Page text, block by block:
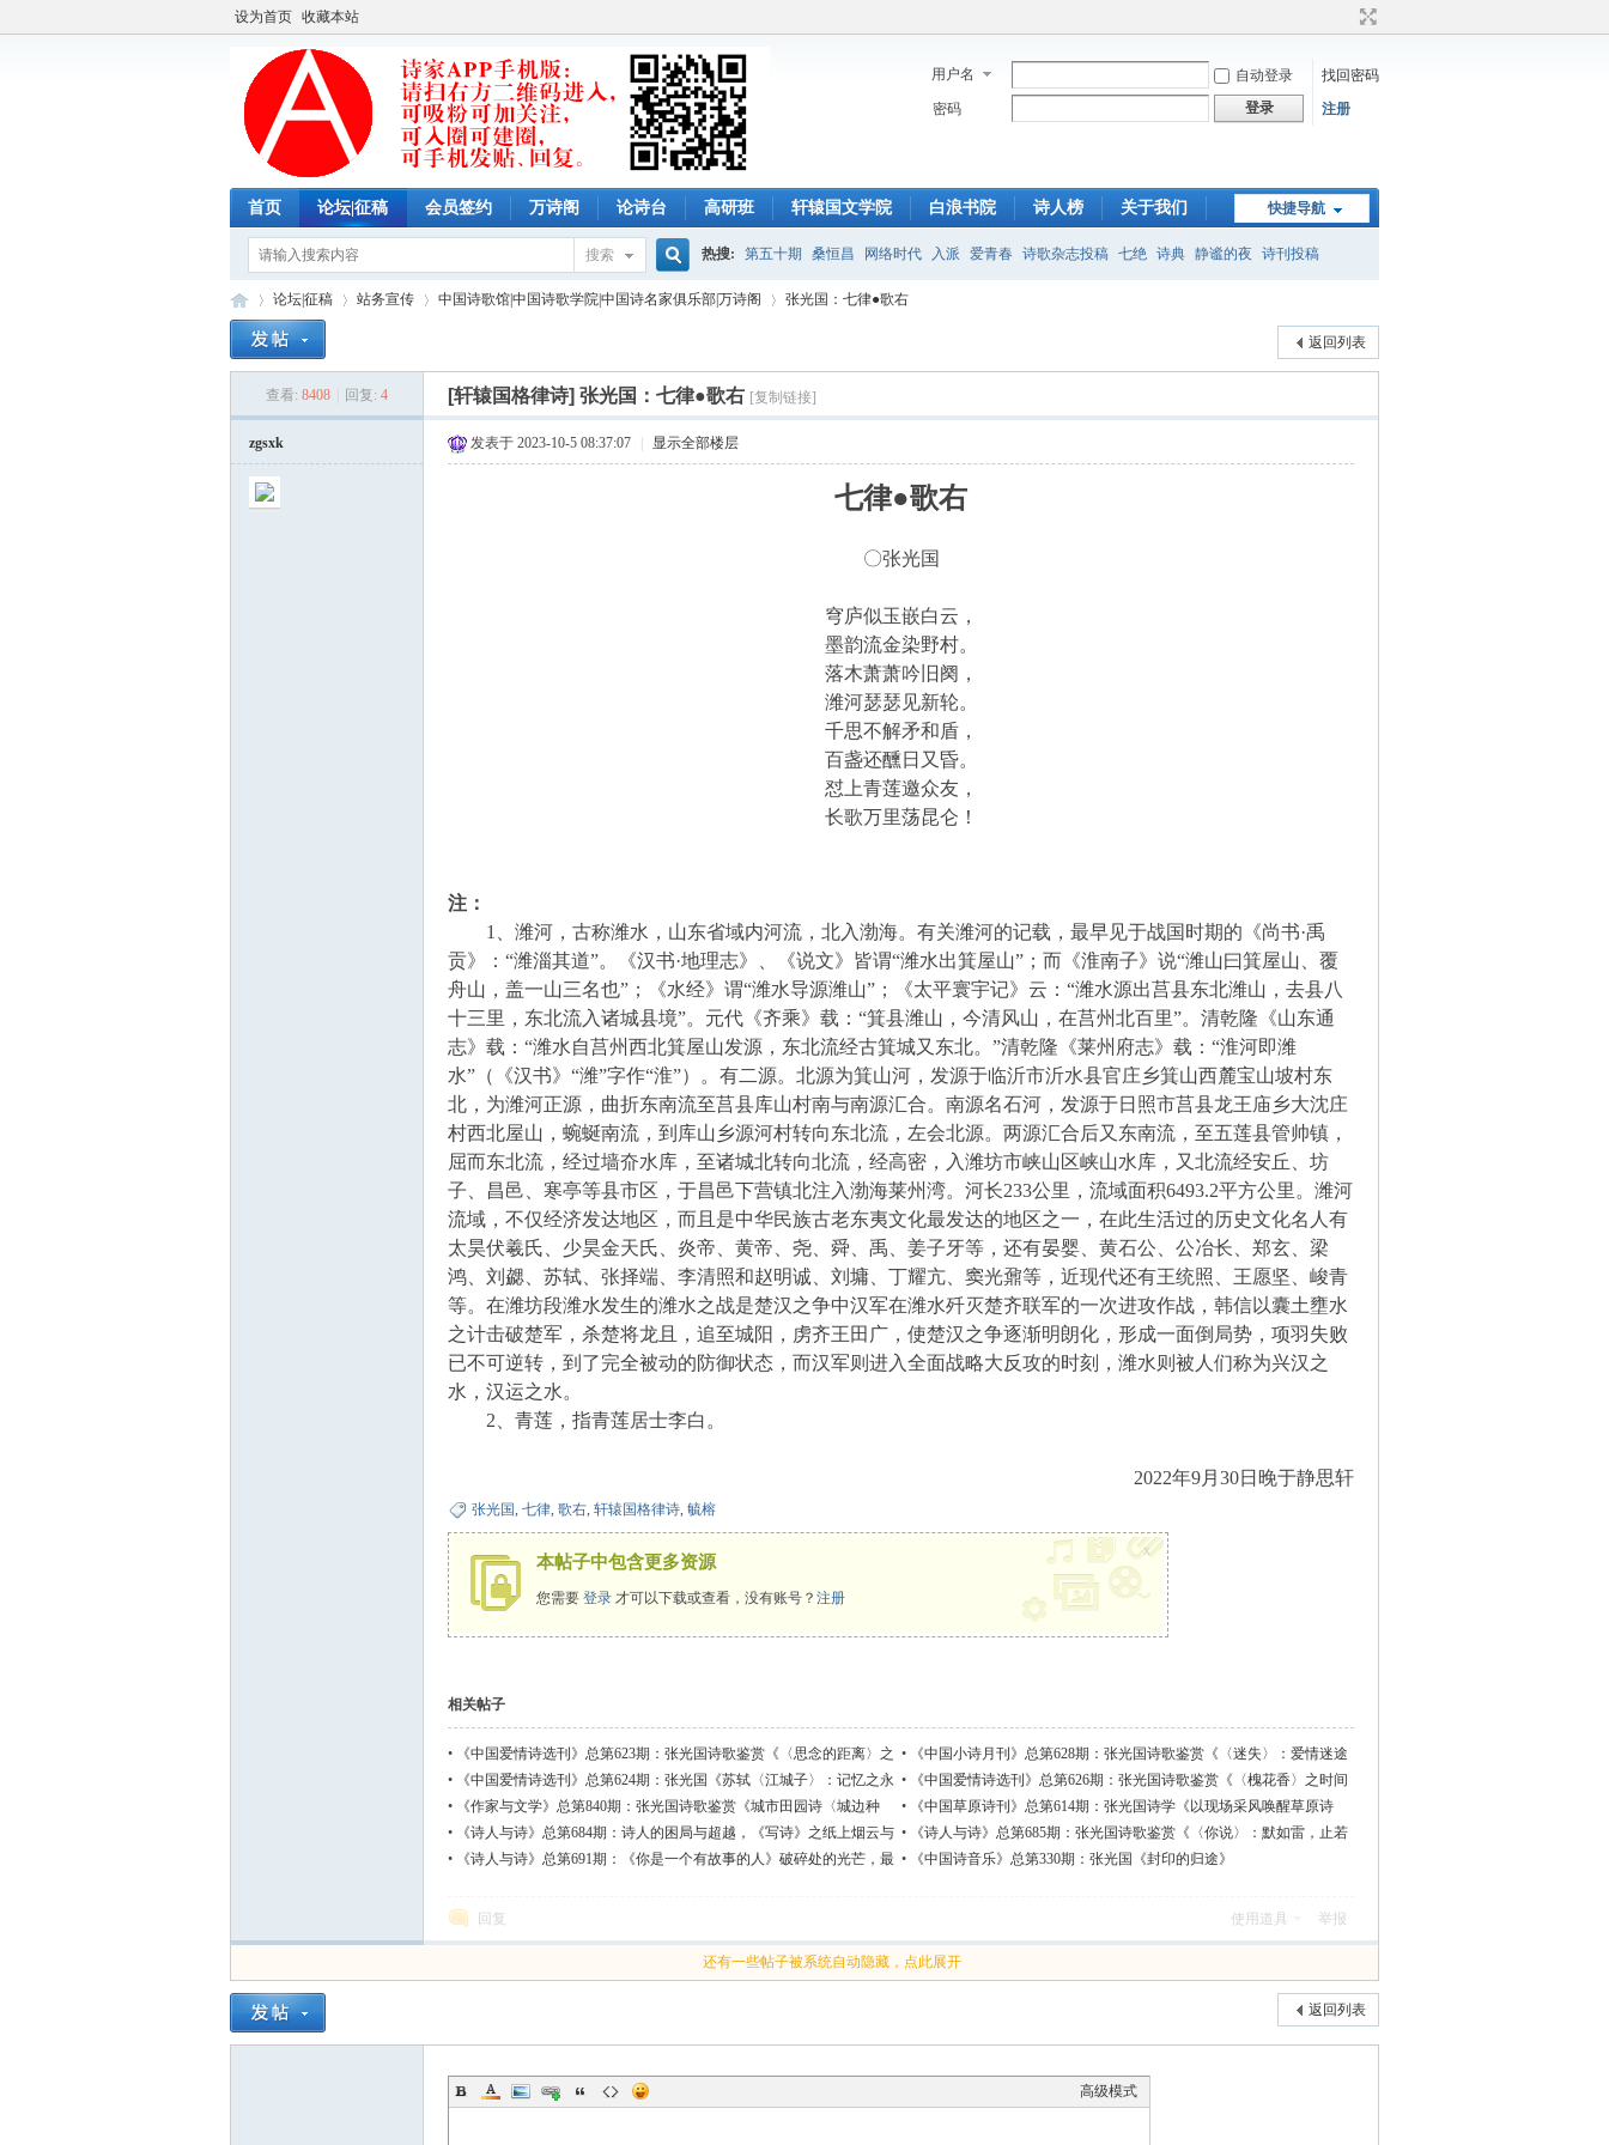
设为首页 收藏本站
用户名 自动登录
找回密码
密码
登录 注册
快捷导航
首页 论坛|征稿 会员签约 万诗阁 论诗台 高研班 轩辕国文学院 白浪书院 诗人榜 关于我们
搜索
搜
索
热搜: 第五十期 桑恒昌 网络时代 入派 爱青春 诗歌杂志投稿 七绝 诗典 静谧的夜 诗刊投稿
《诗人与诗》 古体诗投稿 爱情小诗
论坛|征稿 站务宣传 中国诗歌馆|中国诗歌学院|中国诗名家俱乐部|万诗阁
›
张光国：七律●歌右
返回列表
查看: 8408 回复: 4 [轩辕国格律诗] 张光国：七律●歌右 [复制链接]
zgsxk 发表于 2023-10-5 08:37:07 显示全部楼层
七律●歌右
〇张光国
穹庐似玉嵌白云，
墨韵流金染野村。
落木萧萧吟旧阕，
潍河瑟瑟见新轮。
千思不解矛和盾，
百盏还醺日又昏。
怼上青莲邀众友，
长歌万里荡昆仑！
注：
1、潍河，古称潍水，山东省域内河流，北入渤海。有关潍河的记载，最早见于战国时期的《尚书·禹
贡》：“潍淄其道”。《汉书·地理志》、《说文》皆谓“潍水出箕屋山”；而《淮南子》说“潍山曰箕屋山、覆
舟山，盖一山三名也”；《水经》谓“潍水导源潍山”；《太平寰宇记》云：“潍水源出莒县东北潍山，去县八
十三里，东北流入诸城县境”。元代《齐乘》载：“箕县潍山，今清风山，在莒州北百里”。清乾隆《山东通
志》载：“潍水自莒州西北箕屋山发源，东北流经古箕城又东北。”清乾隆《莱州府志》载：“淮河即潍
水”（《汉书》“潍”字作“淮”）。有二源。北源为箕山河，发源于临沂市沂水县官庄乡箕山西麓宝山坡村东
北，为潍河正源，曲折东南流至莒县库山村南与南源汇合。南源名石河，发源于日照市莒县龙王庙乡大沈庄
村西北屋山，蜿蜒南流，到库山乡源河村转向东北流，左会北源。两源汇合后又东南流，至五莲县管帅镇，
屈而东北流，经过墙夼水库，至诸城北转向北流，经高密，入潍坊市峡山区峡山水库，又北流经安丘、坊
子、昌邑、寒亭等县市区，于昌邑下营镇北注入渤海莱州湾。河长233公里，流域面积6493.2平方公里。潍河
流域，不仅经济发达地区，而且是中华民族古老东夷文化最发达的地区之一，在此生活过的历史文化名人有
太昊伏羲氏、少昊金天氏、炎帝、黄帝、尧、舜、禹、姜子牙等，还有晏婴、黄石公、公冶长、郑玄、梁
鸿、刘勰、苏轼、张择端、李清照和赵明诚、刘墉、丁耀亢、窦光鼐等，近现代还有王统照、王愿坚、峻青
等。在潍坊段潍水发生的潍水之战是楚汉之争中汉军在潍水歼灭楚齐联军的一次进攻作战，韩信以囊土壅水
之计击破楚军，杀楚将龙且，追至城阳，虏齐王田广，使楚汉之争逐渐明朗化，形成一面倒局势，项羽失败
已不可逆转，到了完全被动的防御状态，而汉军则进入全面战略大反攻的时刻，潍水则被人们称为兴汉之
水，汉运之水。
2、青莲，指青莲居士李白。
2022年9月30日晚于静思轩
张光国, 七律, 歌右, 轩辕国格律诗, 毓榕
本帖子中包含更多资源
您需要 登录 才可以下载或查看，没有账号？ 注册
x
相关帖子
•
《中国爱情诗选刊》总第623期：张光国诗歌鉴赏《〈思念的距离〉之
苦谛美学》
•
《中国小诗月刊》总第628期：张光国诗歌鉴赏《〈迷失〉：爱情迷途
即归处》
•
《中国爱情诗选刊》总第624期：张光国《苏轼〈江城子〉：记忆之永
恒坐标》
•
《中国爱情诗选刊》总第626期：张光国诗歌鉴赏《〈槐花香〉之时间
诗学与淡境深情》
•
《作家与文学》总第840期：张光国诗歌鉴赏《城市田园诗〈城边种
菜〉之圃中日月长》
•
《中国草原诗刊》总第614期：张光国诗学《以现场采风唤醒草原诗
魂》
•
《诗人与诗》总第684期：诗人的困局与超越，《写诗》之纸上烟云与
镜里波澜
•
《诗人与诗》总第685期：张光国诗歌鉴赏《〈你说〉：默如雷，止若
动》
•
《诗人与诗》总第691期：《你是一个有故事的人》破碎处的光芒，最 • 《中国诗音乐》总第330期：张光国《封印的归途》
回复 使用道具 举报
还有一些帖子被系统自动隐藏，点此展开
返回列表
高级模式